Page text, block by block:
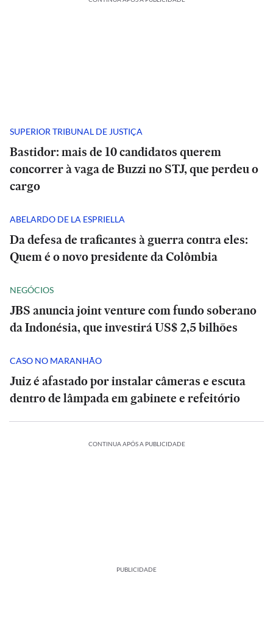
SUPERIOR TRIBUNAL DE JUSTIÇA
Bastidor: mais de 10 candidatos querem
concorrer à vaga de Buzzi no STJ, que perdeu o
cargo
ABELARDO DE LA ESPRIELLA
Da defesa de traficantes à guerra contra eles:
Quem é o novo presidente da Colômbia
NEGÓCIOS
JBS anuncia joint venture com fundo soberano
da Indonésia, que investirá US$ 2,5 bilhões
CASO NO MARANHÃO
Juiz é afastado por instalar câmeras e escuta
dentro de lâmpada em gabinete e refeitório
CONTINUA APÓS A PUBLICIDADE
PUBLICIDADE